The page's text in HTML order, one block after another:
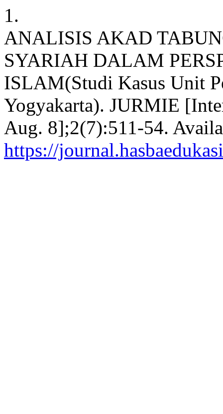
1.
ANALISIS AKAD
SYARIAH DALAM
ISLAM(Studi Kasus Unit
Yogyakarta). JURMIE
Aug. 8];2(7):511-54.
https://